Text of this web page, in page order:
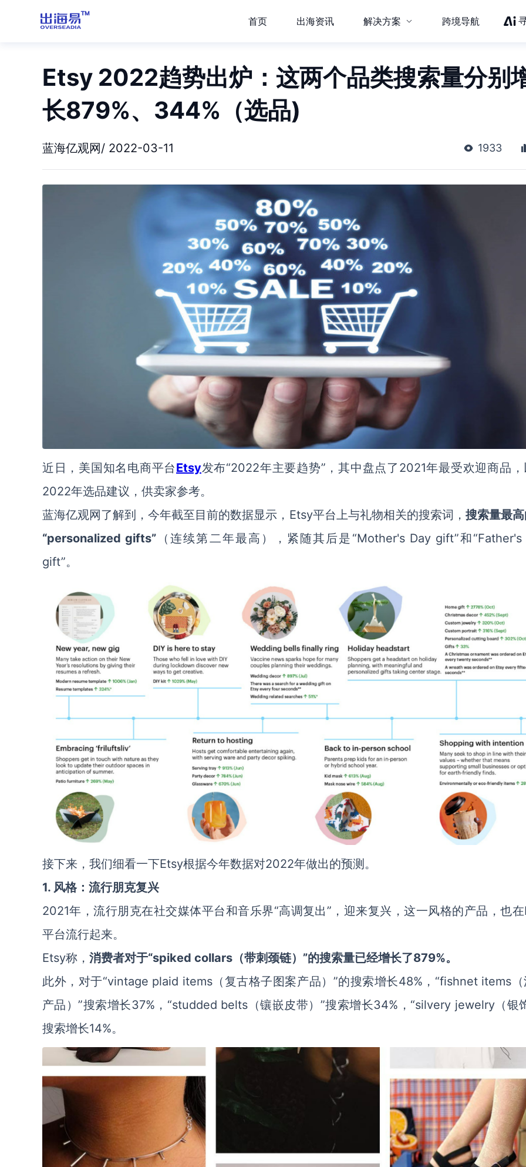
首页 出海资讯 解决方案 跨境导航
Etsy 2022趋势出炉：这两个品类搜索量分别
长879%、344%（选品)
蓝海亿观网/ 2022-03-11 1933
近日，美国知名电商平台Etsy发布“2022年主要趋势”，其中盘点了2021年最受欢迎商品
2022年选品建议，供卖家参考。
蓝海亿观网了解到，今年截至目前的数据显示，Etsy平台上与礼物相关的搜索词， 搜索量最
“personalized gifts” （连续第二年最高），紧随其后是“Mother's Day gift”和“Father's
gift”。
接下来，我们细看一下Etsy根据今年数据对2022年做出的预测。
1. 风格：流行朋克复兴
2021年，流行朋克在社交媒体平台和音乐界“高调复出”，迎来复兴，这一风格的产品，也
平台流行起来。
Etsy称， 消费者对于“spiked collars（带刺颈链）”的搜索量已经增长了879%。
此外，对于“vintage plaid items（复古格子图案产品）”的搜索增长48%，“fishnet items
产品）”搜索增长37%，“studded belts（镶嵌皮带）”搜索增长34%，“silvery jewelry（银
搜索增长14%。